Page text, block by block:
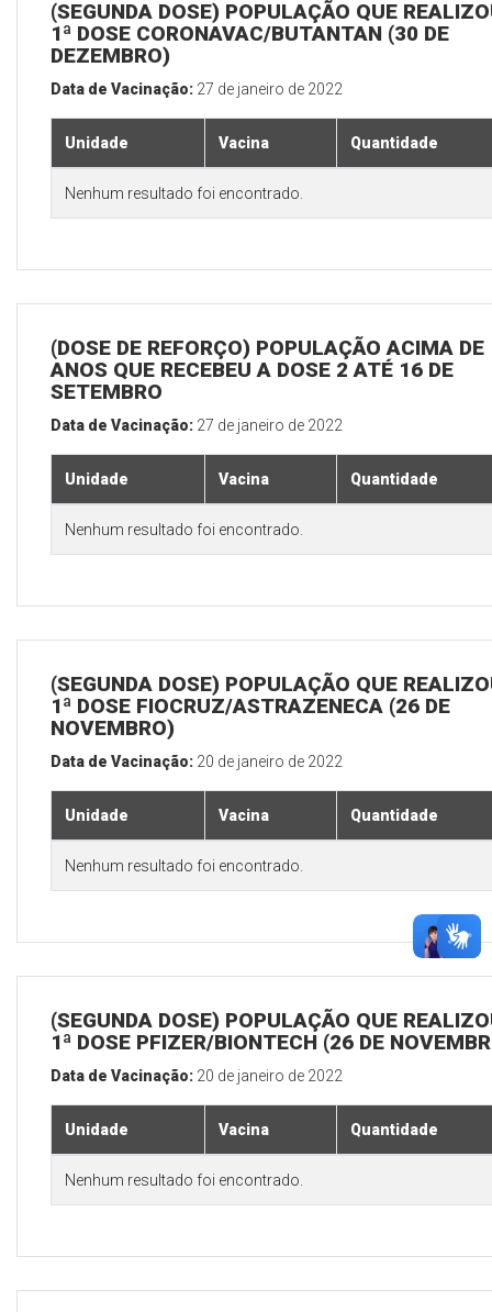
(SEGUNDA DOSE) POPULAÇÃO QUE
1ª DOSE CORONAVAC/BUTANTAN (30 DE
DEZEMBRO)
Data de Vacinação: 27 de janeiro de 2022
Unidade Vacina Quantidade
Nenhum resultado foi encontrado.
(DOSE DE REFORÇO) POPULAÇÃO ACIMA DE
ANOS QUE RECEBEU A DOSE 2 ATÉ 16 DE
SETEMBRO
Data de Vacinação: 27 de janeiro de 2022
Unidade Vacina Quantidade
Nenhum resultado foi encontrado.
(SEGUNDA DOSE) POPULAÇÃO QUE
1ª DOSE FIOCRUZ/ASTRAZENECA (26 DE
NOVEMBRO)
Data de Vacinação: 20 de janeiro de 2022
Unidade Vacina Quantidade
Nenhum resultado foi encontrado.
(SEGUNDA DOSE) POPULAÇÃO QUE
1ª DOSE PFIZER/BIONTECH (26 DE
Data de Vacinação: 20 de janeiro de 2022
Unidade Vacina Quantidade
Nenhum resultado foi encontrado.